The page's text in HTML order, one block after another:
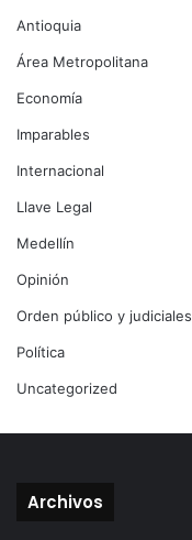
Antioquia
Área Metropolitana
Economía
Imparables
Internacional
Llave Legal
Medellín
Opinión
Orden público y judiciales
Política
Uncategorized
Archivos